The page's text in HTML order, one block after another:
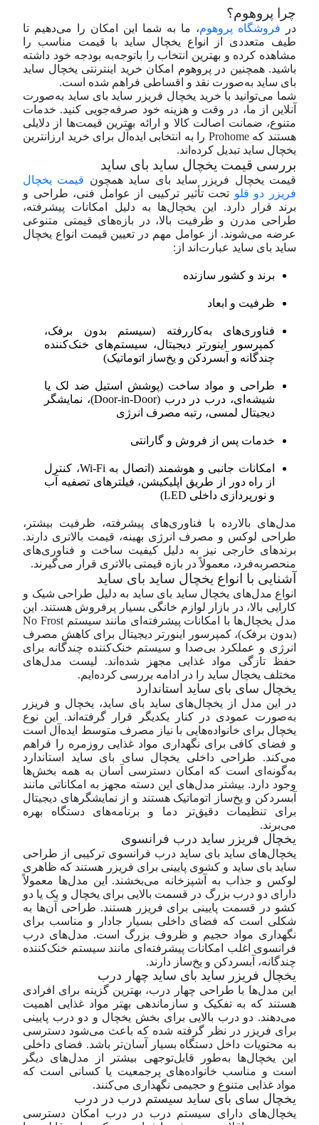
چرا پروهوم؟
در فروشگاه پروهوم، ما به شما این امکان را می‌دهیم تا
طیف متعددی از انواع یخچال ساید با قیمت مناسب را
مشاهده کرده و بهترین انتخاب را با‌توجه‌به بودجه خود داشته
باشید. همچنین در پروهوم امکان خرید اینترنتی یخچال ساید
بای ساید به‌صورت نقد و اقساطی فراهم شده است.
شما می‌توانید با خرید یخچال فریزر ساید بای ساید به‌صورت
آنلاین از ما، در وقت و هزینه خود صرفه‌جویی کنید. خدمات
متنوع، ضمانت اصالت کالا و ارائه بهترین قیمت‌ها از دلایلی
هستند که Prohome را به انتخابی ایده‌آل برای خرید ارزانترین
یخچال ساید تبدیل کرده‌اند.
بررسی قيمت يخچال سايد بای ساید
قیمت یخچال فریزر ساید بای ساید همچون قیمت یخچال
فریزر دو قلو تحت تأثیر ترکیبی از عوامل فنی، طراحی و
برند قرار دارد. این یخچال‌ها به دلیل امکانات پیشرفته،
طراحی مدرن و ظرفیت بالا، در بازه‌های قیمتی متنوعی
عرضه می‌شوند. از عوامل مهم در تعیین قیمت انواع یخچال
ساید بای ساید عبارت‌اند از:
برند و کشور سازنده
ظرفیت و ابعاد
فناوری‌های به‌کاررفته (سیستم بدون برفک،
کمپرسور اینورتر دیجیتال، سیستم‌های خنک‌کننده
چندگانه و آبسردکن و یخ‌ساز اتوماتیک)
طراحی و مواد ساخت (پوشش استیل ضد لک یا
شیشه‌ای، درب در درب (Door-in-Door)، نمایشگر
دیجیتال لمسی، رتبه مصرف انرژی
خدمات پس از فروش و گارانتی
امکانات جانبی و هوشمند (اتصال به Wi-Fi، کنترل
از راه دور از طریق اپلیکیشن، فیلترهای تصفیه آب
و نورپردازی داخلی LED)
مدل‌های بالارده با فناوری‌های پیشرفته، ظرفیت بیشتر،
طراحی لوکس و مصرف انرژی بهینه، قیمت بالاتری دارند.
برندهای خارجی نیز به دلیل کیفیت ساخت و فناوری‌های
منحصربه‌فرد، معمولاً در بازه قیمتی بالاتری قرار می‌گیرند.
آشنایی با انواع یخچال ساید بای ساید
انواع مدل‌های یخچال ساید بای ساید به دلیل طراحی شیک و
کارایی بالا، در بازار لوازم خانگی بسیار پرفروش هستند. این
مدل یخچال‌ها با امکانات پیشرفته‌ای مانند سیستم No Frost
(بدون برفک)، کمپرسور اینورتر دیجیتال برای کاهش مصرف
انرژی و عملکرد بی‌صدا و سیستم‌ خنک‌کننده چندگانه برای
حفظ تازگی مواد غذایی مجهز شده‌اند. لیست مدل‌های
مختلف یخچال ساید را در ادامه بررسی کرده‌ایم.
یخچال سای بای ساید استاندارد
در این مدل از یخچال‌های ساید بای ساید، یخچال و فریزر
به‌صورت عمودی در کنار یکدیگر قرار گرفته‌اند. این نوع
یخچال برای خانواده‌هایی با نیاز مصرف متوسط ایده‌آل است
و فضای کافی برای نگهداری مواد غذایی روزمره را فراهم
می‌کند. طراحی داخلی یخچال سای بای ساید استاندارد
به‌گونه‌ای است که امکان دسترسی آسان به همه بخش‌ها
وجود دارد. بیشتر مدل‌های این دسته مجهز به امکاناتی مانند
آبسردکن و یخ‌ساز اتوماتیک هستند و از نمایشگرهای دیجیتال
برای تنظیمات دقیق‌تر دما و برنامه‌های دستگاه بهره
می‌برند.
یخچال فریزر ساید درب فرانسوی
یخچال‌های ساید بای ساید درب فرانسوی ترکیبی از طراحی
ساید بای ساید و کشوی پایینی برای فریزر هستند که ظاهری
لوکس و جذاب به آشپزخانه می‌بخشند. این مدل‌ها معمولاً
دارای دو درب بزرگ در قسمت بالایی برای یخچال و یک یا دو
کشو در قسمت پایینی برای فریزر هستند. طراحی آن‌ها به
شکلی است که فضای داخلی بسیار جادار و مناسب برای
نگهداری مواد حجیم و ظروف بزرگ است. مدل‌های درب
فرانسوی اغلب امکانات پیشرفته‌ای مانند سیستم خنک‌کننده
چندگانه، آبسردکن و یخ‌ساز دارند.
یخچال فریزر ساید بای ساید چهار درب
این مدل‌ها با طراحی چهار درب، بهترین گزینه برای افرادی
هستند که به تفکیک و سازماندهی بهتر مواد غذایی اهمیت
می‌دهند. دو درب بالایی برای بخش یخچال و دو درب پایینی
برای فریزر در نظر گرفته شده که باعث می‌شود دسترسی
به محتویات داخل دستگاه بسیار آسان‌تر باشد. فضای داخلی
این یخچال‌ها به‌طور قابل‌توجهی بیشتر از مدل‌های دیگر
است و مناسب خانواده‌های پرجمعیت یا کسانی است که
مواد غذایی متنوع و حجیمی نگهداری می‌کنند.
یخچال سای بای ساید سیستم درب در درب
یخچال‌های دارای سیستم درب در درب امکان دسترسی